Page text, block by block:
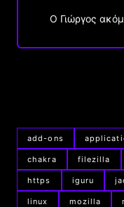
Ο Γιώργος
add-ons
chakra filezilla
https iguru
linux mozilla